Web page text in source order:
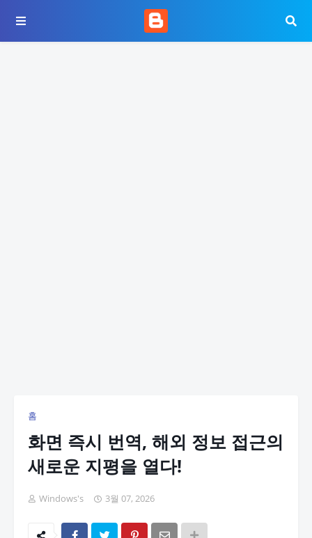
홈
화면 즉시 번역, 해외 정보 접근의
새로운 지평을 열다!
Windows's 3월 07, 2026